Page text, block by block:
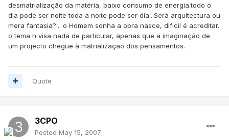
desmatrialização da matéria, baixo consumo de energia.todo o
dia pode ser noite toda a noite pode ser dia...Será arquitectura ou
mera fantasia?... o Homem sonha a obra nasce, dificil é acreditar.
o tema n visa nada de particular, apenas que a imaginação de
um projecto chegue à matrialização dos pensamentos.
Quote
3CPO
Posted May 15, 2007